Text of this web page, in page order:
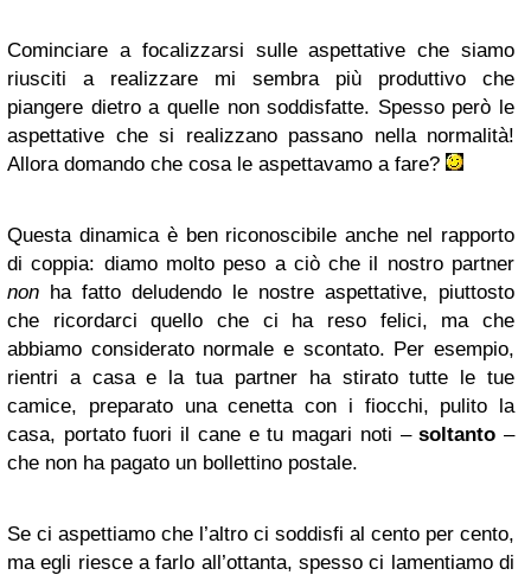
Cominciare a focalizzarsi sulle aspettative che siamo
riusciti a realizzare mi sembra più produttivo che
piangere dietro a quelle non soddisfatte. Spesso però le
aspettative che si realizzano passano nella normalità!
Allora domando che cosa le aspettavamo a fare?
Questa dinamica è ben riconoscibile anche nel rapporto
di coppia: diamo molto peso a ciò che il nostro partner
non ha fatto deludendo le nostre aspettative, piuttosto
che ricordarci quello che ci ha reso felici, ma che
abbiamo considerato normale e scontato. Per esempio,
rientri a casa e la tua partner ha stirato tutte le tue
camice, preparato una cenetta con i fiocchi, pulito la
casa, portato fuori il cane e tu magari noti –soltanto –
che non ha pagato un bollettino postale.
Se ci aspettiamo che l’altro ci soddisfi al cento per cento,
ma egli riesce a farlo all’ottanta, spesso ci lamentiamo di